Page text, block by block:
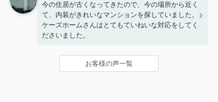
今の住居が古くなってきたので、今の場所から近く
て、内装がきれいなマンションを探していました。
ケーズホームさんはとてもていねいな対応をしてく
ださいました。
お客様の声一覧